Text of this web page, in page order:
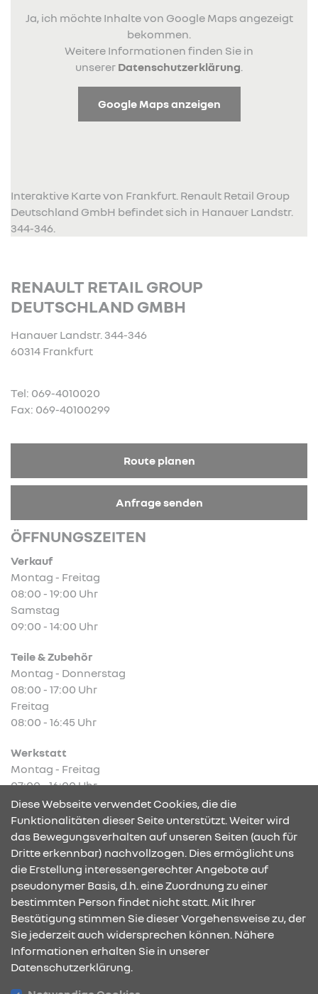
Ja, ich möchte Inhalte von Google Maps angezeigt
bekommen.
Weitere Informationen finden Sie in
unserer Datenschutzerklärung
Google Maps anzeigen
Interaktive Karte von Frankfurt. Renault Retail Group
Deutschland GmbH befindet sich in Hanauer Landstr.
344-346.
RENAULT RETAIL GROUP
DEUTSCHLAND GMBH
Hanauer Landstr. 344-346
60314 Frankfurt
Tel: 069-4010020
Fax: 069-40100299
Route planen
Anfrage senden
ÖFFNUNGSZEITEN
Verkauf
Montag - Freitag
08:00 - 19:00 Uhr
Samstag
09:00 - 14:00 Uhr
Teile & Zubehör
Montag - Donnerstag
08:00 - 17:00 Uhr
Freitag
08:00 - 16:45 Uhr
Werkstatt
Montag - Freitag
07:00 - 16:00 Uhr
KONTAKT & ANFAHRT
ÖFFNUNGSZEITEN
Diese Webseite verwendet Cookies, die die
Funktionalitäten dieser Seite unterstützt. Weiter wird
das Bewegungsverhalten auf unseren Seiten (auch für
Dritte erkennbar) nachvollzogen. Dies ermöglicht uns
die Erstellung interessengerechter Angebote auf
pseudonymer Basis, d.h. eine Zuordnung zu einer
bestimmten Person findet nicht statt. Mit Ihrer
Bestätigung stimmen Sie dieser Vorgehensweise zu, der
Sie jederzeit auch widersprechen können. Nähere
Informationen erhalten Sie in unserer
Datenschutzerklärung.